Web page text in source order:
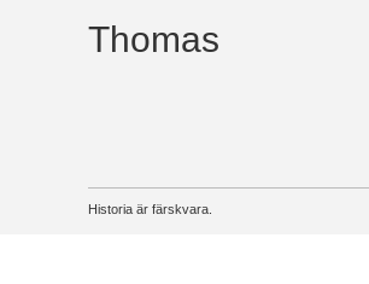
Thomas
Historia är färskvara.